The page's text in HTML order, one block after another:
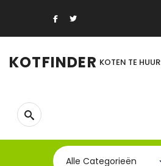
KOTFINDER KOTEN TE HUUR